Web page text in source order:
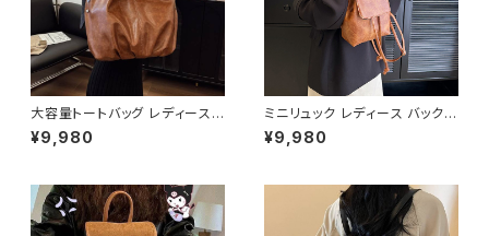
大容量トートバッグ レディース 2
WAY ショルダーバッグ PUレザ
ー A4対応 通勤バッグ 通学バッ
ウン ブラウン ワンサイズ K-B0
269
¥9,980
ミニリュック レディース バックパ
ック 巾着リュック レザー調 小さ
め コンパクト 軽量 カジュアル
シンプル ブラック ダークブラウ
ン ブラウン ワンサイズ K-B026
¥9,980